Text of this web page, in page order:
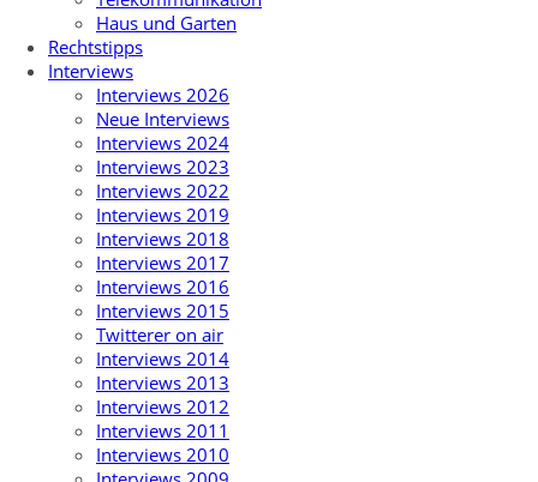
Haus und Garten
Rechtstipps
Interviews
Interviews 2026
Neue Interviews
Interviews 2024
Interviews 2023
Interviews 2022
Interviews 2019
Interviews 2018
Interviews 2017
Interviews 2016
Interviews 2015
Twitterer on air
Interviews 2014
Interviews 2013
Interviews 2012
Interviews 2011
Interviews 2010